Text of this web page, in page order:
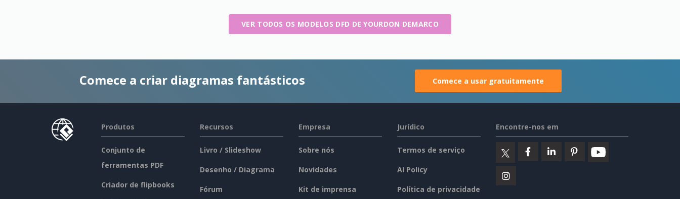
VER TODOS OS MODELOS DFD DE YOURDON DEMARCO
Comece a criar diagramas fantásticos Comece a usar gratuitamente
Produtos
Conjunto de
ferramentas PDF
Criador de flipbooks
Recursos
Livro / Slideshow
Desenho / Diagrama
Fórum
Empresa
Sobre nós
Novidades
Kit de imprensa
Jurídico
Termos de serviço
AI Policy
Política de privacidade
Encontre-nos em